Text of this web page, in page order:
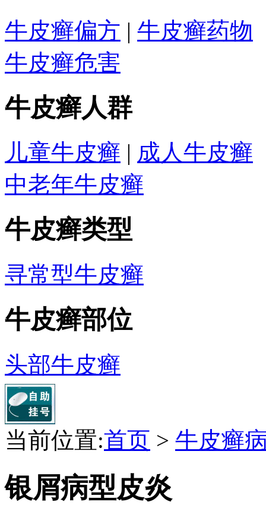
牛皮癣偏方 | 牛皮癣药物
牛皮癣危害
牛皮癣人群
儿童牛皮癣 | 成人牛皮癣
中老年牛皮癣
牛皮癣类型
寻常型牛皮癣
牛皮癣部位
头部牛皮癣
当前位置:首页 > 牛皮癣
银屑病型皮炎